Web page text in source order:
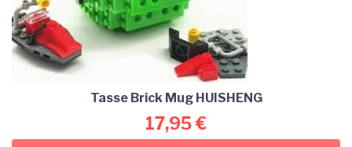
Tasse Brick Mug HUISHENG
17,95€